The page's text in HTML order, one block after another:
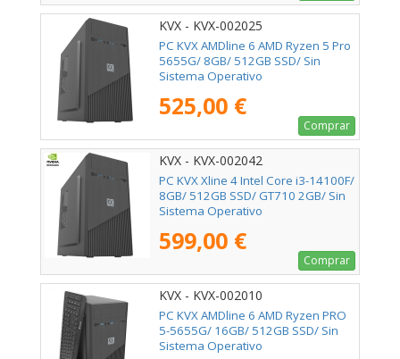
KVX - KVX-002025
PC KVX AMDline 6 AMD Ryzen 5 Pro
5655G/ 8GB/ 512GB SSD/ Sin
Sistema Operativo
525,00 €
Comprar
KVX - KVX-002042
PC KVX Xline 4 Intel Core i3-14100F/
8GB/ 512GB SSD/ GT710 2GB/ Sin
Sistema Operativo
599,00 €
Comprar
KVX - KVX-002010
PC KVX AMDline 6 AMD Ryzen PRO
5-5655G/ 16GB/ 512GB SSD/ Sin
Sistema Operativo